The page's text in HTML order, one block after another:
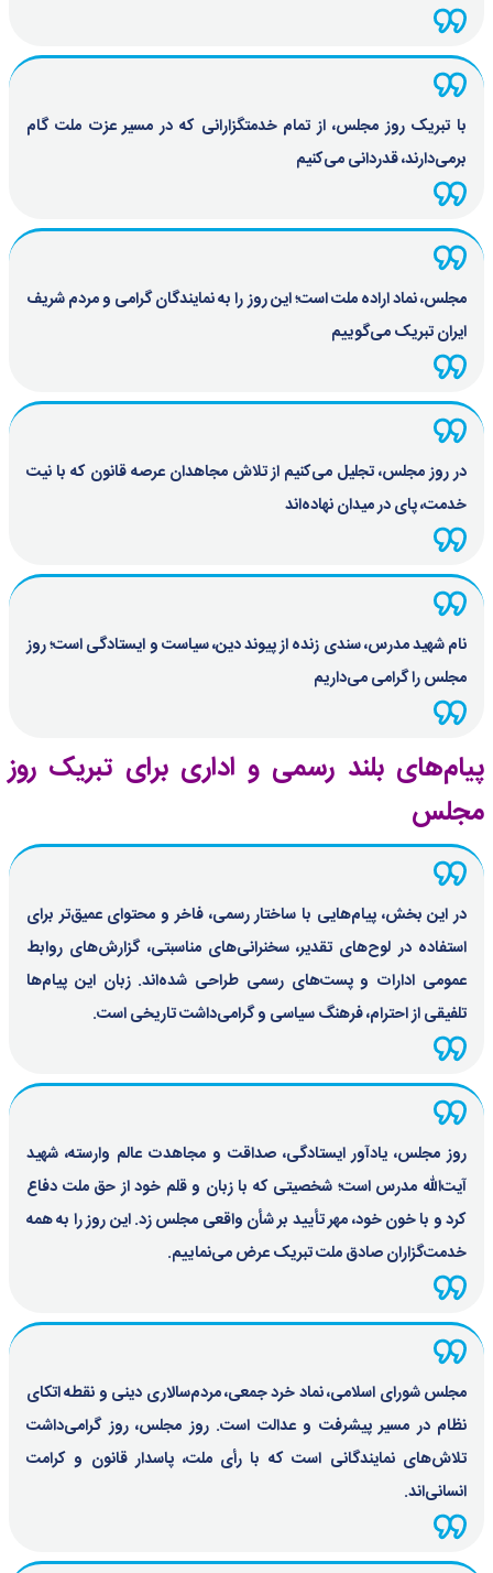
با تبریک روز مجلس، از تمام خدمتگزارانی که در مسیر عزت ملت گام
برمی‌دارند، قدردانی می‌کنیم
مجلس، نماد اراده ملت است؛ این روز را به نمایندگان گرامی و مردم شریف
ایران تبریک می‌گوییم
در روز مجلس، تجلیل می‌کنیم از تلاش مجاهدان عرصه قانون که با نیت
خدمت، پای در میدان نهاده‌اند
نام شهید مدرس، سندی زنده از پیوند دین، سیاست و ایستادگی است؛ روز
مجلس را گرامی می‌داریم
پیام‌های بلند رسمی و اداری برای تبریک روز
مجلس
در این بخش، پیام‌هایی با ساختار رسمی، فاخر و محتوای عمیق‌تر برای
استفاده در لوح‌های تقدیر، سخنرانی‌های مناسبتی، گزارش‌های روابط
عمومی ادارات و پست‌های رسمی طراحی شده‌اند. زبان این پیام‌ها
تلفیقی از احترام، فرهنگ سیاسی و گرامی‌داشت تاریخی است.
روز مجلس، یادآور ایستادگی، صداقت و مجاهدت عالم وارسته، شهید
آیت‌الله مدرس است؛ شخصیتی که با زبان و قلم خود از حق ملت دفاع
کرد و با خون خود، مهر تأیید بر شأن واقعی مجلس زد. این روز را به همه
خدمت‌گزاران صادق ملت تبریک عرض می‌نماییم.
مجلس شورای اسلامی، نماد خرد جمعی، مردم‌سالاری دینی و نقطه اتکای
نظام در مسیر پیشرفت و عدالت است. روز مجلس، روز گرامی‌داشت
تلاش‌های نمایندگانی است که با رأی ملت، پاسدار قانون و کرامت
انسانی‌اند.